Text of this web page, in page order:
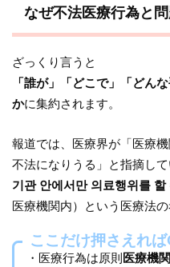
なぜ不法医療行為と
ざっくり言うと
「誰が」「どこで」「どん
かに集約されます。
報道では、医療界が「医療
不法になりうる」と指摘して
기관 안에서만 의료행위를 할
医療機関内）という医療法
ここだけ押さえれば
・医療行為は原則 医療機